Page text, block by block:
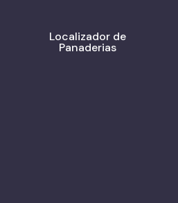
Localizador de
Panaderias